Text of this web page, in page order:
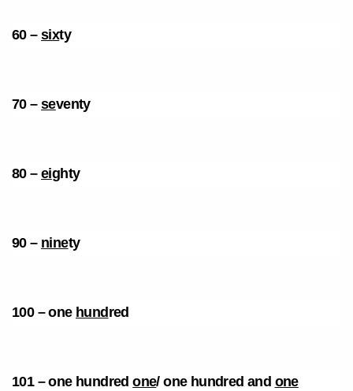
60 – sixty
70 – seventy
80 – eighty
90 – ninety
100 – one hund red
101 – one hundredone/ one hundred and one